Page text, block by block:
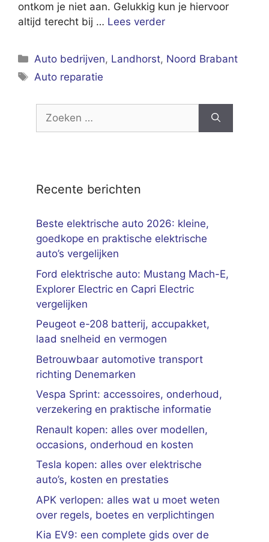
ontkom je niet aan. Gelukkig kun je hiervoor
altijd terecht bij … Lees verder
Categorieën
Auto bedrijven, Landhorst, Noord Brabant
Tags
Auto reparatie
Zoek
Recente berichten
Beste elektrische auto 2026: kleine,
goedkope en praktische elektrische
auto’s vergelijken
Ford elektrische auto: Mustang Mach-E,
Explorer Electric en Capri Electric
vergelijken
Peugeot e-208 batterij, accupakket,
laad snelheid en vermogen
Betrouwbaar automotive transport
richting Denemarken
Vespa Sprint: accessoires, onderhoud,
verzekering en praktische informatie
Renault kopen: alles over modellen,
occasions, onderhoud en kosten
Tesla kopen: alles over elektrische
auto’s, kosten en prestaties
APK verlopen: alles wat u moet weten
over regels, boetes en verplichtingen
Kia EV9: een complete gids over de